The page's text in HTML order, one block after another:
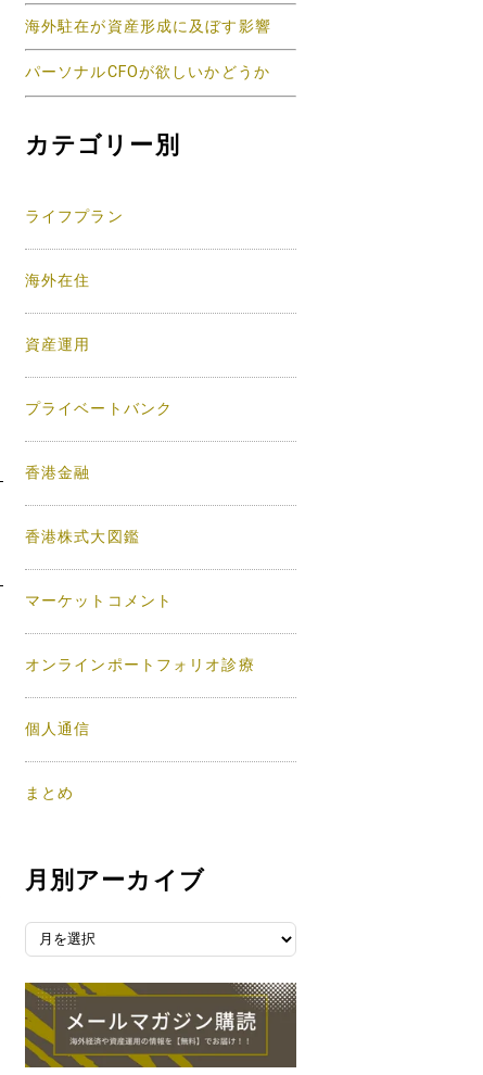
海外駐在が資産形成に及ぼす影響
パーソナルCFOが欲しいかどうか
カテゴリー別
ライフプラン
海外在住
資産運用
プライベートバンク
香港金融
香港株式大図鑑
マーケットコメント
オンラインポートフォリオ診療
個人通信
まとめ
月別アーカイブ
別
ア
ー
カ